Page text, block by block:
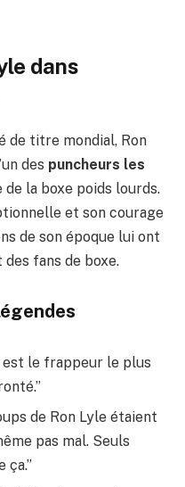
dans
de titre mondial, Ron
des puncheurs les
de la boxe poids lourds.
et son courage
de son époque lui ont
fans de boxe.
est le frappeur le plus
de Ron Lyle étaient
pas mal. Seuls
ça.”